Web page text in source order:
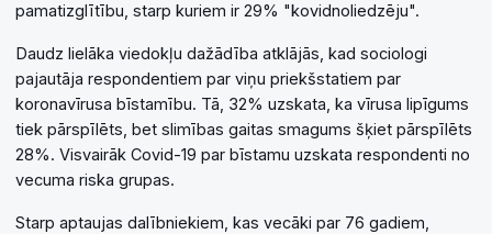
pamatizglītību, starp kuriem ir 29% "kovidnoliedzēju".
Daudz lielāka viedokļu dažādība atklājās, kad sociologi
pajautāja respondentiem par viņu priekšstatiem par
koronavīrusa bīstamību. Tā, 32% uzskata, ka vīrusa lipīgums
tiek pārspīlēts, bet slimības gaitas smagums šķiet pārspīlēts
28%. Visvairāk Covid-19 par bīstamu uzskata respondenti no
vecuma riska grupas.
Starp aptaujas dalībniekiem, kas vecāki par 76 gadiem,